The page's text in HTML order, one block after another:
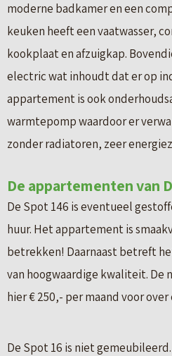
moderne badkamer en een
keuken heeft een vaatwasser,
kookplaat en afzuigkap.
electric wat inhoudt dat er op
appartement is ook
warmtepomp waardoor er
zonder radiatoren, zeer
De appartementen van
De Spot 146 is eventueel
huur. Het appartement is
betrekken! Daarnaast betreft
van hoogwaardige kwaliteit. De
hier € 250,- per maand voor
De Spot 16 is niet